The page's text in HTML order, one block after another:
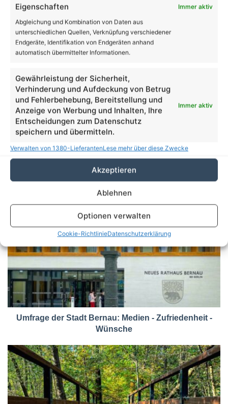
Eigenschaften
Immer aktiv
Abgleichung und Kombination von Daten aus
unterschiedlichen Quellen, Verknüpfung verschiedener
Endgeräte, Identifikation von Endgeräten anhand
automatisch übermittelter Informationen.
Gewährleistung der Sicherheit,
Verhinderung und Aufdeckung von Betrug
und Fehlerbehebung, Bereitstellung und
Anzeige von Werbung und Inhalten, Ihre
Entscheidungen zum Datenschutz
speichern und übermitteln.
Immer aktiv
Verwalten von 1380-LieferantenLese mehr über diese Zwecke
Akzeptieren
Ablehnen
Optionen verwalten
Cookie-RichtlinieDatenschutzerklärung
Beruf
Tag der offenen Tür an den
Diakonischen Schulen Lobetal
Umfrage der Stadt Bernau: Medien - Zufriedenheit -
Wünsche